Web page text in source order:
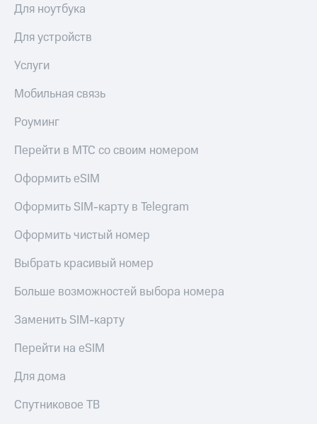
Для ноутбука
Для устройств
Услуги
Мобильная связь
Роуминг
Перейти в МТС со своим номером
Оформить eSIM
Оформить SIM-карту в Telegram
Оформить чистый номер
Выбрать красивый номер
Больше возможностей выбора номера
Заменить SIM-карту
Перейти на eSIM
Для дома
Спутниковое ТВ